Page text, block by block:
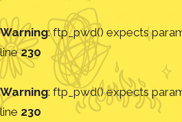
Warning: ftp_pwd() expects
line230
Warning: ftp_pwd() expects
line 230